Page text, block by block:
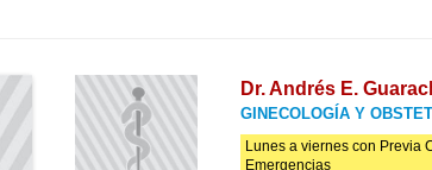
Dr. Andrés E.
GINECOLOGÍA Y
Lunes a viernes con Previa
Emergencias